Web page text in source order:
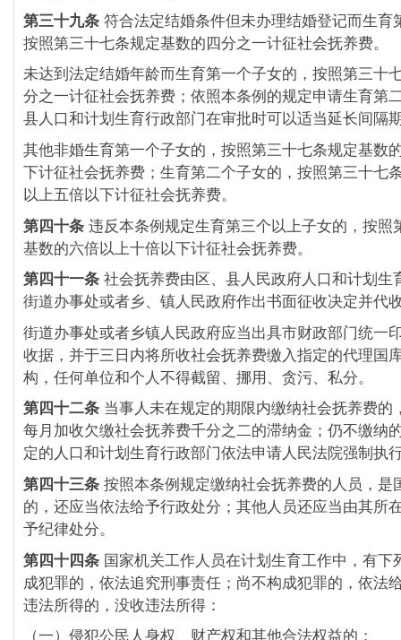
第三十九条 符合法定结婚条件但未办理结婚登记而生育
按照第三十七条规定基数的四分之一计征社会抚养费。
未达到法定结婚年龄而生育第一个子女的，按照第三十
分之一计征社会抚养费；依照本条例的规定申请生育第
县人口和计划生育行政部门在审批时可以适当延长间隔
其他非婚生育第一个子女的，按照第三十七条规定基数
下计征社会抚养费；生育第二个子女的，按照第三十七
以上五倍以下计征社会抚养费。
第四十条 违反本条例规定生育第三个以上子女的，按照
基数的六倍以上十倍以下计征社会抚养费。
第四十一条 社会抚养费由区、县人民政府人口和计划生
街道办事处或者乡、镇人民政府作出书面征收决定并代
街道办事处或者乡镇人民政府应当出具市财政部门统一
收据，并于三日内将所收社会抚养费缴入指定的代理国
构，任何单位和个人不得截留、挪用、贪污、私分。
第四十二条 当事人未在规定的期限内缴纳社会抚养费的
每月加收欠缴社会抚养费千分之二的滞纳金；仍不缴纳
定的人口和计划生育行政部门依法申请人民法院强制执
第四十三条 按照本条例规定缴纳社会抚养费的人员，是
的，还应当依法给予行政处分；其他人员还应当由其所
予纪律处分。
第四十四条 国家机关工作人员在计划生育工作中，有下
成犯罪的，依法追究刑事责任；尚不构成犯罪的，依法
违法所得的，没收违法所得：
（一）侵犯公民人身权、财产权和其他合法权益的；